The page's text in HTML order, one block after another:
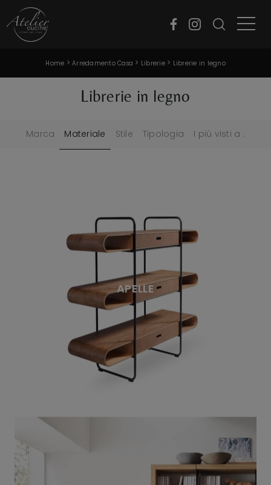
Home > Arredamento Casa > Librerie> Librerie in legno
Librerie in legno
Marca Materiale Stile Tipologia I più visti a :
APELLE